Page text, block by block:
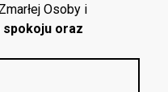
Osoby i
oraz